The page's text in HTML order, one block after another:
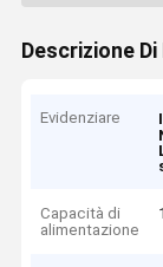
Descrizione
Evidenziare
Capacità di
alimentazione